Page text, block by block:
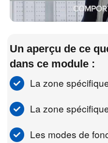
Un aperçu de ce
dans ce module :
La zone
La zone
Les modes de